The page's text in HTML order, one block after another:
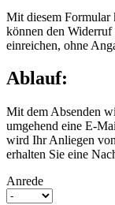
Mit diesem Formular
können den Widerruf
einreichen, ohne
Ablauf:
Mit dem Absenden
umgehend eine E-
wird Ihr Anliegen
erhalten Sie eine
Anrede